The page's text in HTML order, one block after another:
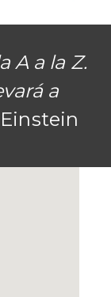
A a la Z.
a